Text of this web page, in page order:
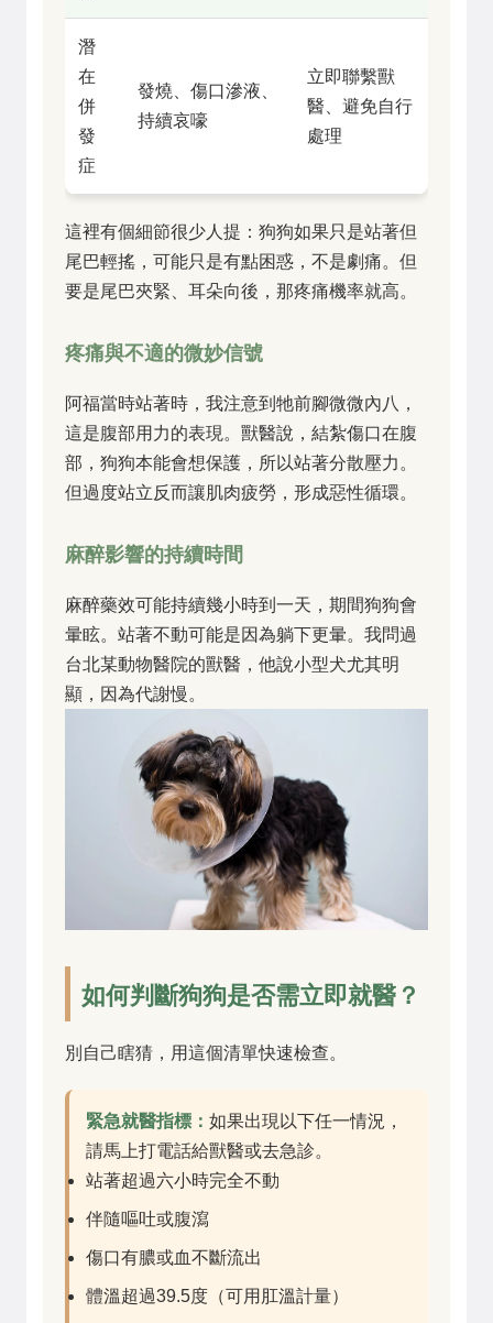
潛
在
併
發
症
發燒、傷口滲液、
持續哀嚎
立即聯繫獸
醫、避免自行
處理
這裡有個細節很少人提：狗狗如果只是站著但
尾巴輕搖，可能只是有點困惑，不是劇痛。但
要是尾巴夾緊、耳朵向後，那疼痛機率就高。
疼痛與不適的微妙信號
阿福當時站著時，我注意到牠前腳微微內八，
這是腹部用力的表現。獸醫說，結紮傷口在腹
部，狗狗本能會想保護，所以站著分散壓力。
但過度站立反而讓肌肉疲勞，形成惡性循環。
麻醉影響的持續時間
麻醉藥效可能持續幾小時到一天，期間狗狗會
暈眩。站著不動可能是因為躺下更暈。我問過
台北某動物醫院的獸醫，他說小型犬尤其明
顯，因為代謝慢。
如何判斷狗狗是否需立即就醫？
別自己瞎猜，用這個清單快速檢查。
緊急就醫指標： 如果出現以下任一情況，
請馬上打電話給獸醫或去急診。
站著超過六小時完全不動
伴隨嘔吐或腹瀉
傷口有膿或血不斷流出
體溫超過39.5度（可用肛溫計量）